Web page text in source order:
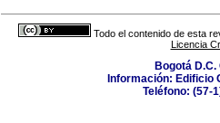
Todo el contenido de esta
Licencia
Bogotá D.C.
Información: Edificio
Teléfono: (57-